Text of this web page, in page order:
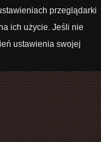
przeglądarki
ich użycie. Jeśli nie
ustawienia swojej